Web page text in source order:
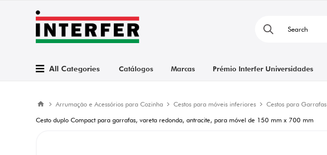
All Categories Catálogos Marcas Prémio Interfer Universidades
Arrumação e Acessórios para Cozinha Cestos para móveis inferiores Cestos para Garrafas
Cesto duplo Compact para garrafas, vareta redonda, antracite, para móvel de 150 mm x 700 mm